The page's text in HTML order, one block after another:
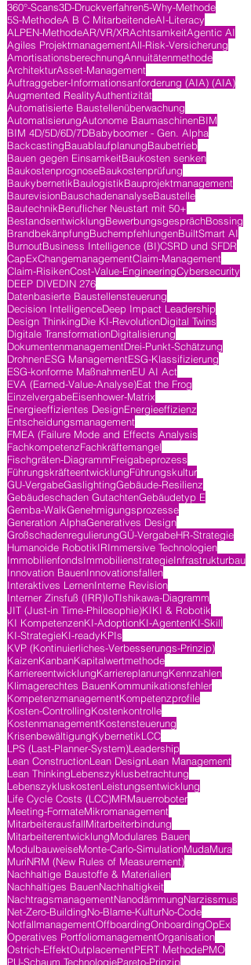
360°-Scans3D-Druckverfahren5-Why-Methode
5S-MethodeA B C MitarbeitendeAI-Literacy
ALPEN-MethodeAR/VR/XRAchtsamkeitAgentic AI
Agiles ProjektmanagementAll-Risk-Versicherung
AmortisationsberechnungAnnuitätenmethode
ArchitekturAsset-Management
Auftraggeber-Informationsanforderung (AIA) (AIA)
Augmented RealityAuthentizität
Automatisierte Baustellenüberwachung
AutomatisierungAutonome BaumaschinenBIM
BIM 4D/5D/6D/7DBabyboomer - Gen. Alpha
BackcastingBauablaufplanungBaubetrieb
Bauen gegen EinsamkeitBaukosten senken
BaukostenprognoseBaukostenprüfung
BaukybernetikBaulogistikBauprojektmanagement
BaurevisionBauschadenanalyseBaustelle
BautechnikBeruflicher Neustart mit 50+
BestandsentwicklungBewerbungsgesprächBossing
BrandbekänpfungBuchempfehlungenBuiltSmart AI
BurnoutBusiness Intelligence (BI)CSRD und SFDR
CapExChangemanagementClaim-Management
Claim-RisikenCost-Value-EngineeringCybersecurity
DEEP DIVEDIN 276
Datenbasierte Baustellensteuerung
Decision IntelligenceDeep Impact Leadership
Design ThinkingDie KI-RevolutionDigital Twins
Digitale TransformationDigitalisierung
DokumentenmanagementDrei-Punkt-Schätzung
DrohnenESG ManagementESG-Klassifizierung
ESG-konforme MaßnahmenEU AI Act
EVA (Earned-Value-Analyse)Eat the Frog
EinzelvergabeEisenhower-Matrix
Energieeffizientes DesignEnergieeffizienz
Entscheidungsmanagement
FMEA (Failure Mode and Effects Analysis
FachkompetenzFachkräftemangel
Fischgräten-DiagrammFreigabeprozess
FührungskräfteentwicklungFührungskultur
GU-VergabeGaslightingGebäude-Resilienz
Gebäudeschaden GutachtenGebäudetyp E
Gemba-WalkGenehmigungsprozesse
Generation AlphaGeneratives Design
GroßschadenregulierungGÜ-VergabeHR-Strategie
Humanoide RobotikIRImmersive Technologien
ImmobilienfondsImmobilienstrategieInfrastrukturbau
Innovation BauenInnovationsfallen
Interaktives LernenInterne Revision
Interner Zinsfuß (IRR)IoTIshikawa-Diagramm
JIT (Just-in Time-Philosophie)KIKI & Robotik
KI KompetenzenKI-AdoptionKI-AgentenKI-Skill
KI-StrategieKI-readyKPIs
KVP (Kontinuierliches-Verbesserungs-Prinzip)
KaizenKanbanKapitalwertmethode
KarriereentwicklungKarriereplanungKennzahlen
Klimagerechtes BauenKommunikationsfehler
KompetenzmanagementKompetenzprofile
Kosten-ControllingKostenkontrolle
KostenmanagementKostensteuerung
KrisenbewältigungKybernetikLCC
LPS (Last-Planner-System)Leadership
Lean ConstructionLean DesignLean Management
Lean ThinkingLebenszyklusbetrachtung
LebenszykluskostenLeistungsentwicklung
Life Cycle Costs (LCC)MRMauerroboter
Meeting-FormateMikromanagement
MitarbeiterausfallMitarbeiterbindung
MitarbeiterentwicklungModulares Bauen
ModulbauweiseMonte-Carlo-SimulationMudaMura
MuriNRM (New Rules of Measurement)
Nachhaltige Baustoffe & Materialien
Nachhaltiges BauenNachhaltigkeit
NachtragsmanagementNanodämmungNarzissmus
Net-Zero-BuildingNo-Blame-KulturNo-Code
NotfallmanagementOffboardingOnboardingOpEx
Operatives PortfoliomanagementOrganisation
Ostrich-EffektOutplacementPERT MethodePMO
PU-Schaum TechnologiePareto-Prinzip